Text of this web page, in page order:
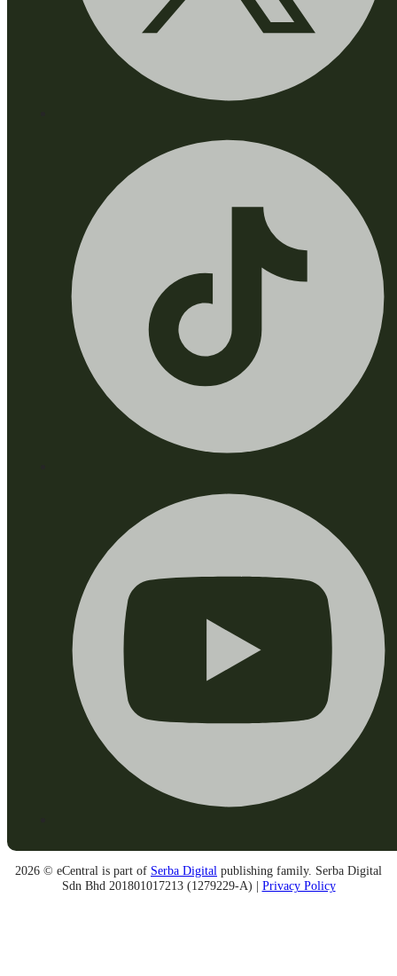
2026 © eCentral is part of Serba Digital publishing family. Serba Digital
Sdn Bhd 201801017213 (1279229-A) | Privacy Policy